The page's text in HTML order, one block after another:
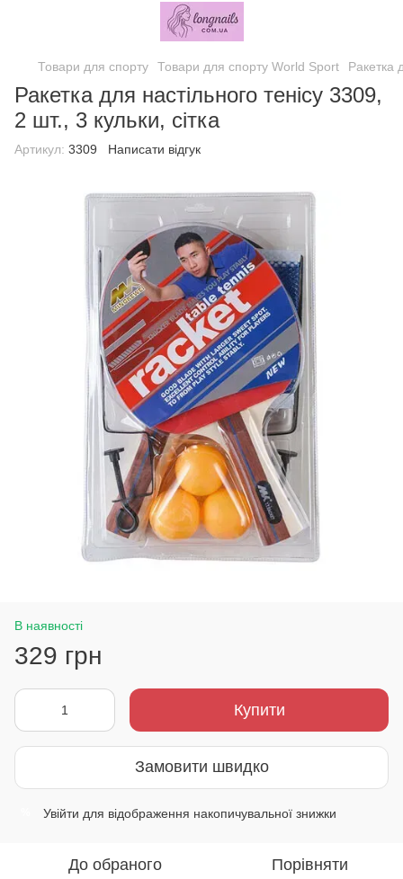
Товари для спорту Товари для спорту World Sport Ракетка
Ракетка для настільного тенісу 3309,
2 шт., 3 кульки, сітка
Артикул: 3309 Написати відгук
В наявності
329 грн
Купити
Замовити швидко
Увійти для відображення накопичувальної знижки
До обраного Порівняти